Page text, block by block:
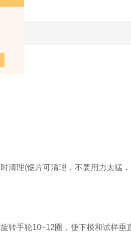
清理(锯片可清理，不要用力太猛，
转手轮10~12圈，使下模和试样垂